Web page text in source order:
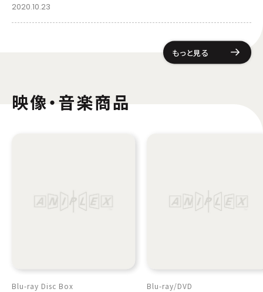
2020.10.23
もっと見る
映像・音楽商品
Blu-ray Disc Box Blu-ray DVD